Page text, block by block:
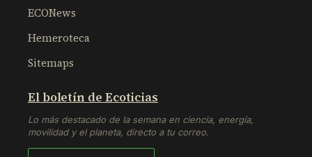
ECONews
Hemeroteca
Sitemaps
El boletín de Ecoticias
Lo más destacado de la semana en ciencia, energía,
movilidad y el planeta, directo a tu correo.